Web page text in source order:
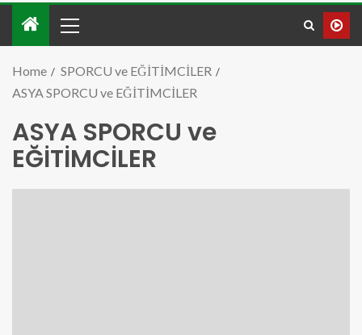
Home
SPORCU ve EĞİTİMCİLER
ASYA SPORCU ve EĞİTİMCİLER
ASYA SPORCU ve
EĞİTİMCİLER